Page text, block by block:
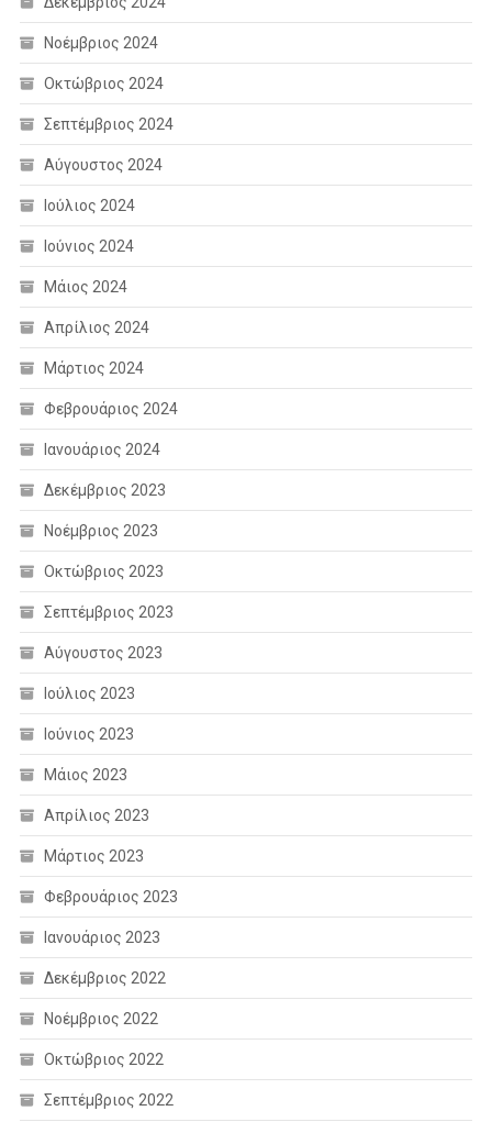
Νοέμβριος 2024
Οκτώβριος 2024
Σεπτέμβριος 2024
Αύγουστος 2024
Ιούλιος 2024
Ιούνιος 2024
Μάιος 2024
Απρίλιος 2024
Μάρτιος 2024
Φεβρουάριος 2024
Ιανουάριος 2024
Δεκέμβριος 2023
Νοέμβριος 2023
Οκτώβριος 2023
Σεπτέμβριος 2023
Αύγουστος 2023
Ιούλιος 2023
Ιούνιος 2023
Μάιος 2023
Απρίλιος 2023
Μάρτιος 2023
Φεβρουάριος 2023
Ιανουάριος 2023
Δεκέμβριος 2022
Νοέμβριος 2022
Οκτώβριος 2022
Σεπτέμβριος 2022